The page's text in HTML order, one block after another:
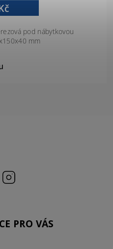
pod nábytkovou
mm
PRO VÁS